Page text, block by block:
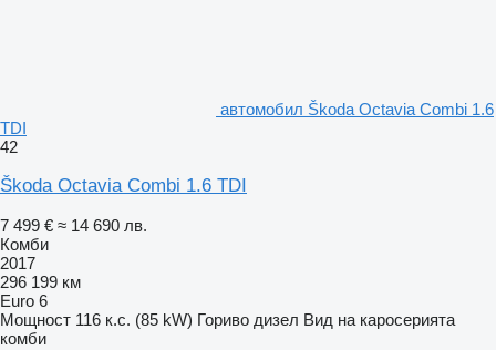
автомобил Škoda Octavia Combi 1.6
TDI
42
Škoda Octavia Combi 1.6 TDI
7 499 € ≈ 14 690 лв.
Комби
2017
296 199 км
Euro 6
Мощност 116 к.с. (85 kW) Гориво дизел Вид на каросерията
комби